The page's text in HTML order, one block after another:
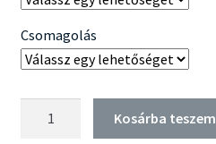
Csomagolás
Kosárba teszem